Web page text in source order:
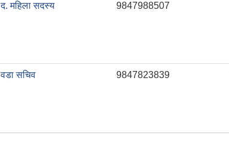
द. महिला सदस्य 9847988507
वडा सचिव 9847823839